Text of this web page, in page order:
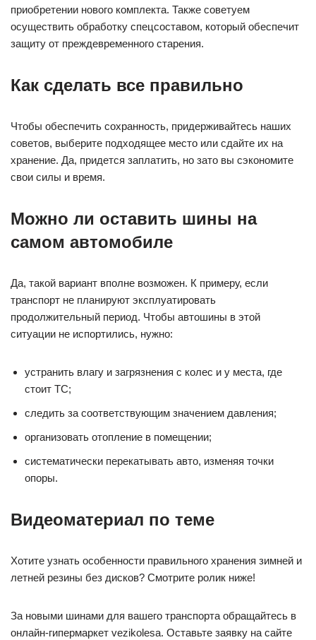
приобретении нового комплекта. Также советуем
осуществить обработку спецсоставом, который обеспечит
защиту от преждевременного старения.
Как сделать все правильно
Чтобы обеспечить сохранность, придерживайтесь наших
советов, выберите подходящее место или сдайте их на
хранение. Да, придется заплатить, но зато вы сэкономите
свои силы и время.
Можно ли оставить шины на
самом автомобиле
Да, такой вариант вполне возможен. К примеру, если
транспорт не планируют эксплуатировать
продолжительный период. Чтобы автошины в этой
ситуации не испортились, нужно:
устранить влагу и загрязнения с колес и у места, где
стоит ТС;
следить за соответствующим значением давления;
организовать отопление в помещении;
систематически перекатывать авто, изменяя точки
опоры.
Видеоматериал по теме
Хотите узнать особенности правильного хранения зимней и
летней резины без дисков? Смотрите ролик ниже!
За новыми шинами для вашего транспорта обращайтесь в
онлайн-гипермаркет vezikolesa. Оставьте заявку на сайте